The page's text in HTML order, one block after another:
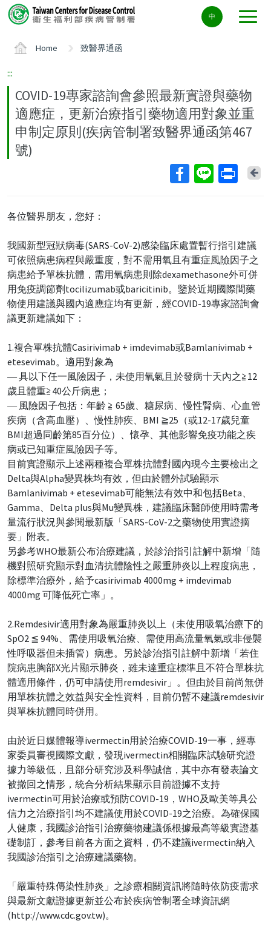
Center
block
中
Home 致醫界通函
:::
COVID-19專家諮詢會參照最新實證與藥物
適應症，更新治療指引藥物適用對象並重
申制定原則(疾病管制署致醫界通函第467
號)
各位醫界朋友，您好：
我國新型冠狀病毒(SARS-CoV-2)感染臨床處置暫行指引建議
可依照病患病程與嚴重度，對不需用氧且有重症風險因子之
病患給予單株抗體，需用氧病患則除dexamethasone外可併
用免疫調節劑tocilizumab或baricitinib。鑒於近期國際間藥
物使用建議與國內適應症均有更新，經COVID-19專家諮詢會
議更新建議如下：
1.複合單株抗體Casirivimab + imdevimab或Bamlanivimab +
etesevimab。適用對象為
― 具以下任一風險因子，未使用氧氣且於發病十天內之≧12
歲且體重≧40公斤病患；
― 風險因子包括：年齡 ≧ 65歲、糖尿病、慢性腎病、心血管
疾病（含高血壓）、慢性肺疾、BMI ≧25（或12-17歲兒童
BMI超過同齡第85百分位）、懷孕、其他影響免疫功能之疾
病或已知重症風險因子等。
目前實證顯示上述兩種複合單株抗體對國內現今主要檢出之
Delta與Alpha變異株均有效，但由於體外試驗顯示
Bamlanivimab + etesevimab可能無法有效中和包括Beta、
Gamma、Delta plus與Mu變異株，建議臨床醫師使用時需考
量流行狀況與參閱最新版「SARS-CoV-2之藥物使用實證摘
要」附表。
另參考WHO最新公布治療建議，於診治指引註解中新增「隨
機對照研究顯示對血清抗體陰性之嚴重肺炎以上程度病患，
除標準治療外，給予casirivimab 4000mg + imdevimab
4000mg 可降低死亡率」。
2.Remdesivir適用對象為嚴重肺炎以上（未使用吸氧治療下的
SpO2 ≦ 94%、需使用吸氧治療、需使用高流量氧氣或非侵襲
性呼吸器但未插管）病患。另於診治指引註解中新增「若住
院病患胸部X光片顯示肺炎，雖未達重症標準且不符合單株抗
體適用條件，仍可申請使用remdesivir」。但由於目前尚無併
用單株抗體之效益與安全性資料，目前仍暫不建議remdesivir
與單株抗體同時併用。
由於近日媒體報導ivermectin用於治療COVID-19一事，經專
家委員審視國際文獻，發現ivermectin相關臨床試驗研究證
據力等級低，且部分研究涉及科學誠信，其中亦有發表論文
被撤回之情形，統合分析結果顯示目前證據不支持
ivermectin可用於治療或預防COVID-19，WHO及歐美等具公
信力之治療指引均不建議使用於COVID-19之治療。為確保國
人健康，我國診治指引治療藥物建議係根據最高等級實證基
礎制訂，參考目前各方面之資料，仍不建議ivermectin納入
我國診治指引之治療建議藥物。
「嚴重特殊傳染性肺炎」之診療相關資訊將隨時依防疫需求
與最新文獻證據更新並公布於疾病管制署全球資訊網
(http://www.cdc.gov.tw)。